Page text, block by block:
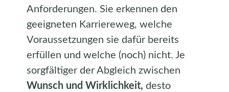
Anforderungen. Sie erkennen den
geeigneten Karriereweg, welche
Voraussetzungen sie dafür bereits
erfüllen und welche (noch) nicht. Je
sorgfältiger der Abgleich zwischen
Wunsch und Wirklichkeit, desto